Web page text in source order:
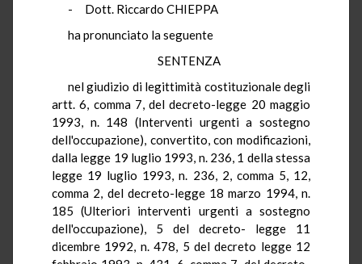
- Dott. Riccardo CHIEPPA
ha pronunciato la seguente
SENTENZA
nel giudizio di legittimità costituzionale degli
artt. 6, comma 7, del decreto-legge 20 maggio
1993, n. 148 (Interventi urgenti a sostegno
dell'occupazione), convertito, con modificazioni,
dalla legge 19 luglio 1993, n. 236, 1 della stessa
legge 19 luglio 1993, n. 236, 2, comma 5, 12,
comma 2, del decreto-legge 18 marzo 1994, n.
185 (Ulteriori interventi urgenti a sostegno
dell'occupazione), 5 del decreto- legge 11
dicembre 1992, n. 478, 5 del decreto legge 12